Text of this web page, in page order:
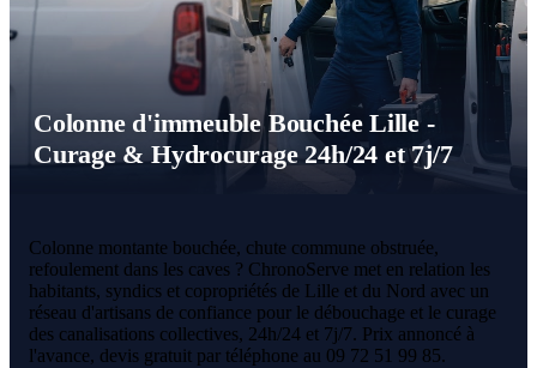
Colonne d'immeuble Bouchée Lille -
Curage & Hydrocurage 24h/24 et 7j/7
Colonne montante bouchée, chute commune obstruée,
refoulement dans les caves ? ChronoServe met en relation les
habitants, syndics et copropriétés de Lille et du Nord avec un
réseau d'artisans de confiance pour le débouchage et le curage
des canalisations collectives, 24h/24 et 7j/7. Prix annoncé à
l'avance, devis gratuit par téléphone au 09 72 51 99 85.